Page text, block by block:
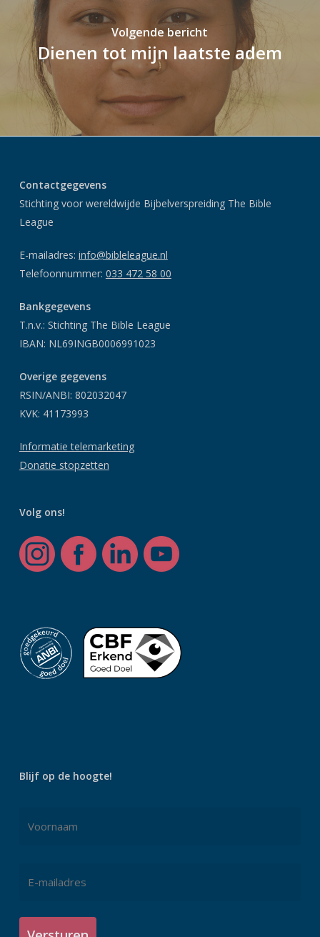
Volgende bericht
Dienen tot mijn laatste adem
Contactgegevens
Stichting voor wereldwijde Bijbelverspreiding The Bible
League
E-mailadres: info@bibleleague.nl
Telefoonnummer: 033 472 58 00
Bankgegevens
T.n.v.: Stichting The Bible League
IBAN: NL69INGB0006991023
Overige gegevens
RSIN/ANBI: 802032047
KVK: 41173993
Informatie telemarketing
Donatie stopzetten
Volg ons!
Blijf op de hoogte!
mailadres